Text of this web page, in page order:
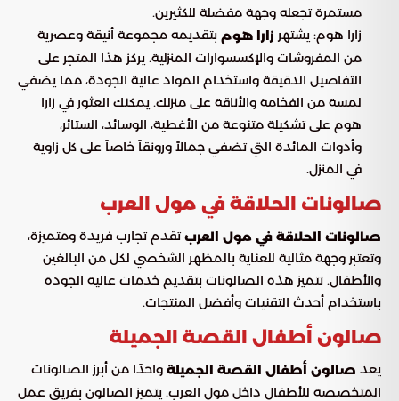
مستمرة تجعله وجهة مفضلة للكثيرين.
زارا هوم: يشتهر زارا هوم بتقديمه مجموعة أنيقة وعصرية
من المفروشات والإكسسوارات المنزلية. يركز هذا المتجر على
التفاصيل الدقيقة واستخدام المواد عالية الجودة، مما يضفي
لمسة من الفخامة والأناقة على منزلك. يمكنك العثور في زارا
هوم على تشكيلة متنوعة من الأغطية، الوسائد، الستائر،
وأدوات المائدة التي تضفي جمالاً ورونقاً خاصاً على كل زاوية
في المنزل.
صالونات الحلاقة في مول العرب
صالونات الحلاقة في مول العربتقدم تجارب فريدة ومتميزة،
وتعتبر وجهة مثالية للعناية بالمظهر الشخصي لكل من البالغين
والأطفال. تتميز هذه الصالونات بتقديم خدمات عالية الجودة
باستخدام أحدث التقنيات وأفضل المنتجات.
صالون أطفال القصة الجميلة
يعد صالون أطفال القصة الجميلة واحدًا من أبرز الصالونات
المتخصصة للأطفال داخل مول العرب. يتميز الصالون بفريق عمل